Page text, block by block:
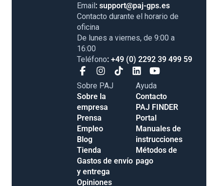
Email: support@paj-gps.es
Contacto durante el horario de
oficina
De lunes a viernes, de 9:00 a
16:00
Teléfono: +49 (0) 2292 39 499 59
Sobre PAJ
Sobre la
empresa
Prensa
Empleo
Blog
Tienda
Gastos de envío
y entrega
Opiniones
Ayuda
Contacto
PAJ FINDER
Portal
Manuales de
instrucciones
Métodos de
pago